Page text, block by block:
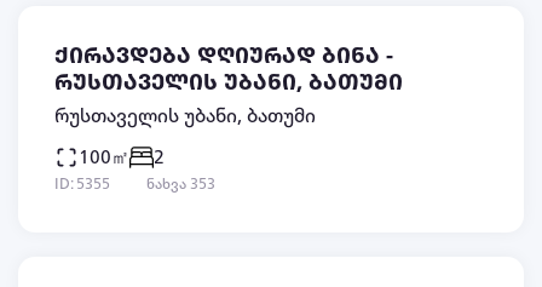
ქირავდება დღიურად ბინა -
რუსთაველის უბანი, ბათუმი
რუსთაველის უბანი, ბათუმი
100㎡ 2
ID: 5355 ნახვა 353